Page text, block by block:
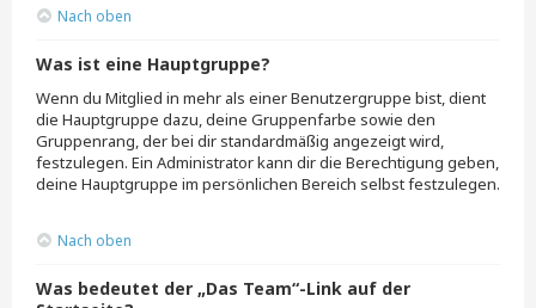
Nach oben
Was ist eine Hauptgruppe?
Wenn du Mitglied in mehr als einer Benutzergruppe bist, dient
die Hauptgruppe dazu, deine Gruppenfarbe sowie den
Gruppenrang, der bei dir standardmäßig angezeigt wird,
festzulegen. Ein Administrator kann dir die Berechtigung geben,
deine Hauptgruppe im persönlichen Bereich selbst festzulegen.
Nach oben
Was bedeutet der „Das Team“-Link auf der